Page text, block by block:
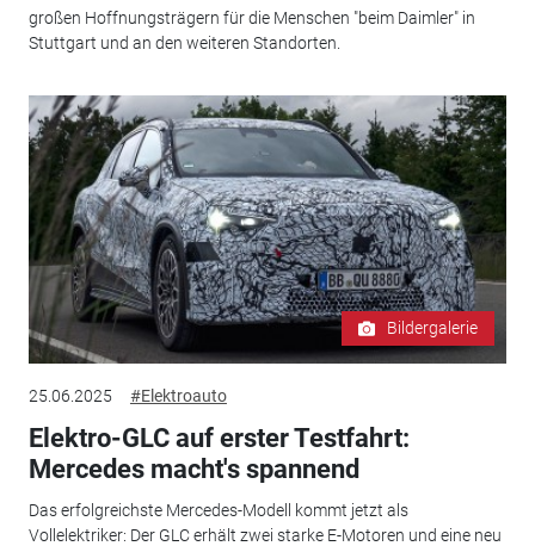
großen Hoffnungsträgern für die Menschen "beim Daimler" in
Stuttgart und an den weiteren Standorten.
Bildergalerie
25.06.2025 #Elektroauto
Elektro-GLC auf erster Testfahrt:
Mercedes macht's spannend
Das erfolgreichste Mercedes-Modell kommt jetzt als
Vollelektriker: Der GLC erhält zwei starke E-Motoren und eine neu